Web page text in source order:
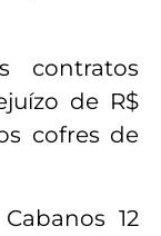
contratos
de R$
cofres de
12